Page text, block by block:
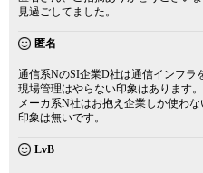
見過ごしてました。
匿名
通信系NのSI企業D社は通信インフラ
現場管理はやらない印象はあります。
メーカ系N社はお抱え企業しか使わ
印象は無いです。
LvB